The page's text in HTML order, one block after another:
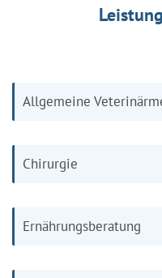
Allgemeine
Chirurgie
Ernährungsberatung